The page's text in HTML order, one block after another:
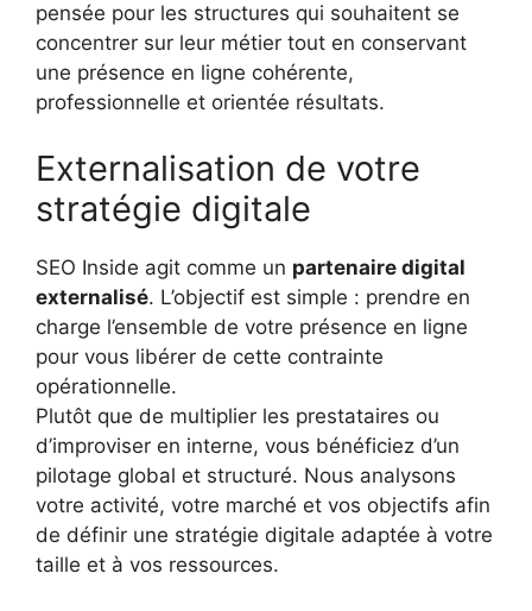
pensée pour les structures qui souhaitent se
concentrer sur leur métier tout en conservant
une présence en ligne cohérente,
professionnelle et orientée résultats.
Externalisation de votre
stratégie digitale
SEO Inside agit comme un partenaire digital
externalisé. L’objectif est simple : prendre en
charge l’ensemble de votre présence en ligne
pour vous libérer de cette contrainte
opérationnelle.
Plutôt que de multiplier les prestataires ou
d’improviser en interne, vous bénéficiez d’un
pilotage global et structuré. Nous analysons
votre activité, votre marché et vos objectifs afin
de définir une stratégie digitale adaptée à votre
taille et à vos ressources.